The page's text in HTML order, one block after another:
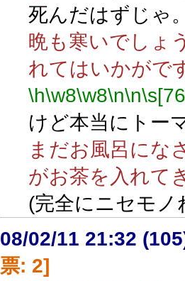
死んだはずじゃ
晩も寒いでしょ
れてはいかがで
\h\w8\w8\n\n
けど本当にトー
まだお風呂にな
がお茶を入れて
(完全にニセモノ
08/02/11 21:32
票: 2]